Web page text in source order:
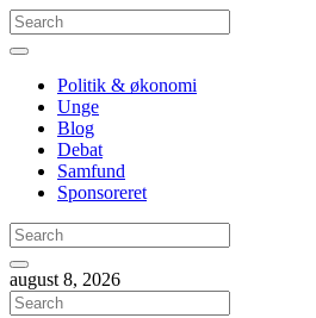
Politik & økonomi
Unge
Blog
Debat
Samfund
Sponsoreret
august 8, 2026